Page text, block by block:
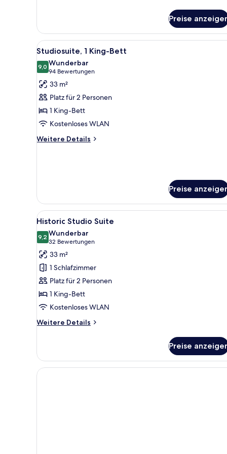
ONE
Suite
Preise
Alle
Fotos
für
Studiosuite,
1 King-
Bett
anzeigen
Ein Hotelzimmer mit Bett,
5
Studiosuite, 1 King-Bett
9,09,0 von 10
Wunderbar
94 Bewertungen
(94
Bewertungen)
33 m²
Platz für 2 Personen
1 King-Bett
Kostenloses WLAN
Weitere Details
Weitere
Preise
Alle
Fotos
für
Historic
Studio
Suite
anzeigen
Ein Hotelzimmer mit Bett,
5
Historic Studio Suite
9,29,2 von 10
Wunderbar
32 Bewertungen
(32
Bewertungen)
33 m²
1 Schlafzimmer
Platz für 2 Personen
1 King-Bett
Kostenloses WLAN
Weitere Details
Weitere
Studio
Suite
Preise